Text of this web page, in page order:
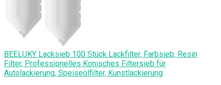
BEELUKY Lacksieb 100 Stück Lackfilter, Farbsieb, Resin
Filter, Professionelles Konisches Filtersieb für
Autolackierung, Speiseölfilter, Kunstlackierung